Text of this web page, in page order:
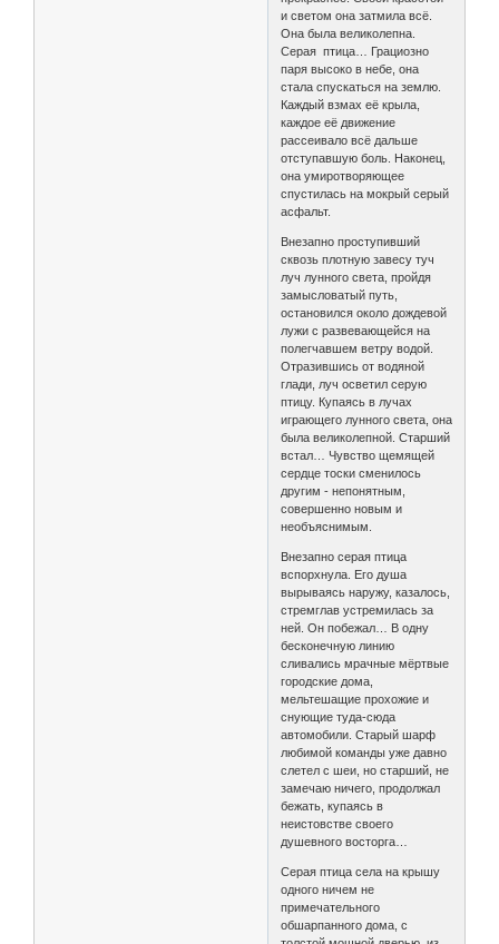
и светом она затмила всё.
Она была великолепна.
Серая птица… Грациозно
паря высоко в небе, она
стала спускаться на землю.
Каждый взмах её крыла,
каждое её движение
рассеивало всё дальше
отступавшую боль. Наконец,
она умиротворяющее
спустилась на мокрый серый
асфальт.
Внезапно проступивший
сквозь плотную завесу туч
луч лунного света, пройдя
замысловатый путь,
остановился около дождевой
лужи с развевающейся на
полегчавшем ветру водой.
Отразившись от водяной
глади, луч осветил серую
птицу. Купаясь в лучах
играющего лунного света, она
была великолепной. Старший
встал… Чувство щемящей
сердце тоски сменилось
другим - непонятным,
совершенно новым и
необъяснимым.
Внезапно серая птица
вспорхнула. Его душа
вырываясь наружу, казалось,
стремглав устремилась за
ней. Он побежал… В одну
бесконечную линию
сливались мрачные мёртвые
городские дома,
мельтешащие прохожие и
снующие туда-сюда
автомобили. Старый шарф
любимой команды уже давно
слетел с шеи, но старший, не
замечаю ничего, продолжал
бежать, купаясь в
неистовстве своего
душевного восторга…
Серая птица села на крышу
одного ничем не
примечательного
обшарпанного дома, с